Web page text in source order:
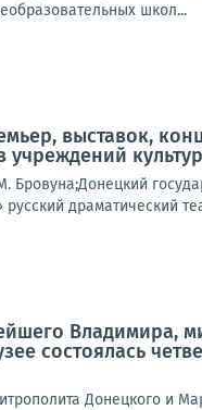
школ...
выставок,
драматический
Владимира,
состоялась
Донецкого и